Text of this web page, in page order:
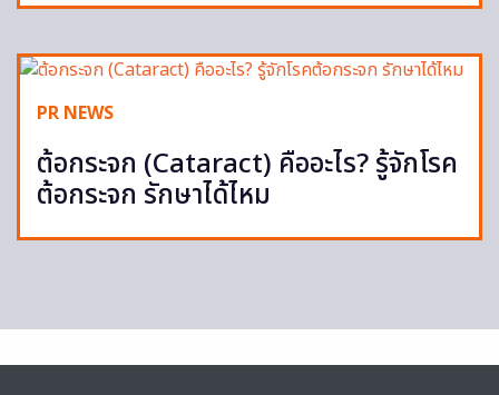
PR NEWS
ต้อกระจก (Cataract) คืออะไร? รู้จักโรค
ต้อกระจก รักษาได้ไหม